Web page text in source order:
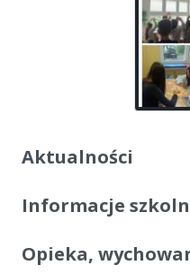
Aktualności
Informacje
Opieka,